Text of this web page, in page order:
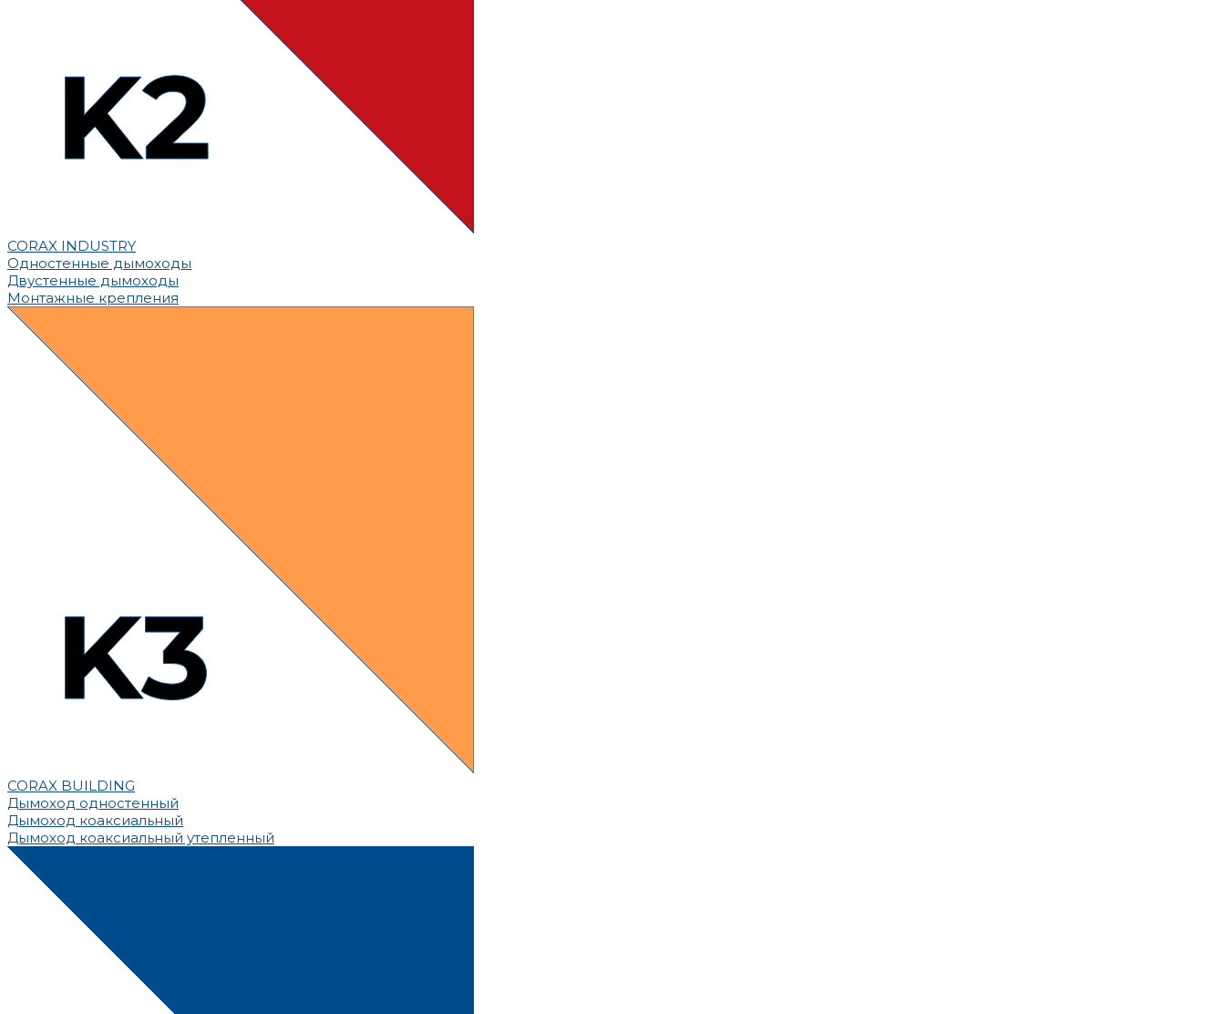
CORAX INDUSTRY
Одностенные дымоходы
Двустенные дымоходы
Монтажные крепления
CORAX BUILDING
Дымоход одностенный
Дымоход коаксиальный
Дымоход коаксиальный утепленный